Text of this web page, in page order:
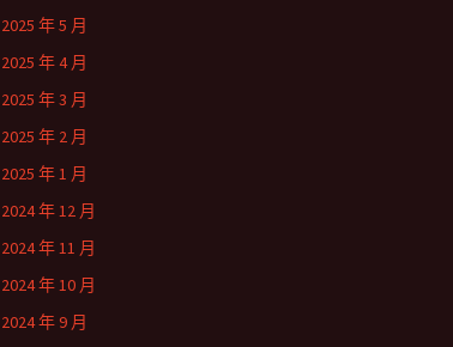
2025 年 5 月
2025 年 4 月
2025 年 3 月
2025 年 2 月
2025 年 1 月
2024 年 12 月
2024 年 11 月
2024 年 10 月
2024 年 9 月